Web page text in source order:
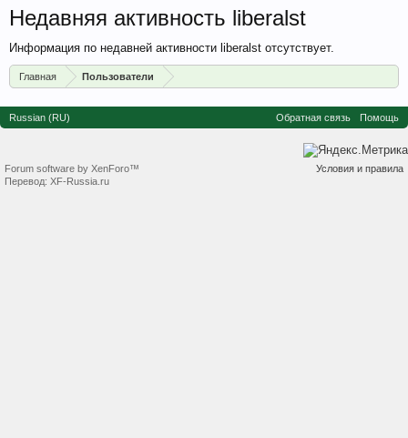
Недавняя активность liberalst
Информация по недавней активности liberalst отсутствует.
Главная Пользователи
Russian (RU) Обратная связь Помощь
Условия и правила
Forum software by XenForo™
Перевод: XF-Russia.ru